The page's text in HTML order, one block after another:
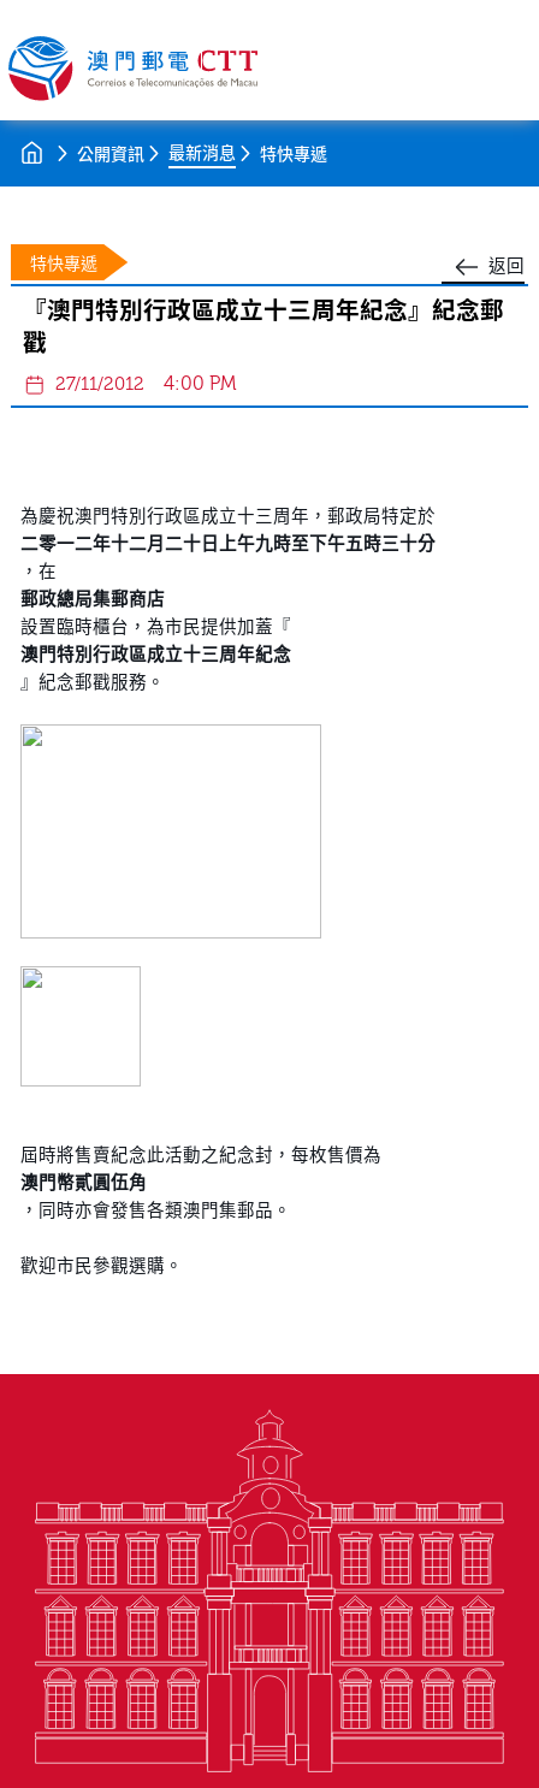
公開資訊 最新消息 特快專遞
返回
特快專遞
『澳門特別行政區成立十三周年紀念』紀念郵
戳
27/11/2012 4:00 PM
為慶祝澳門特別行政區成立十三周年，郵政局特定於
二零一二年十二月二十日上午九時至下午五時三十分
，在
郵政總局集郵商店
設置臨時櫃台，為市民提供加蓋『
澳門特別行政區成立十三周年紀念
』紀念郵戳服務。
屆時將售賣紀念此活動之紀念封，每枚售價為
澳門幣貳圓伍角
，同時亦會發售各類澳門集郵品。
歡迎市民參觀選購。